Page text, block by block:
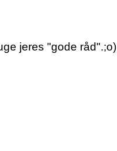
jeres "gode råd".;o)